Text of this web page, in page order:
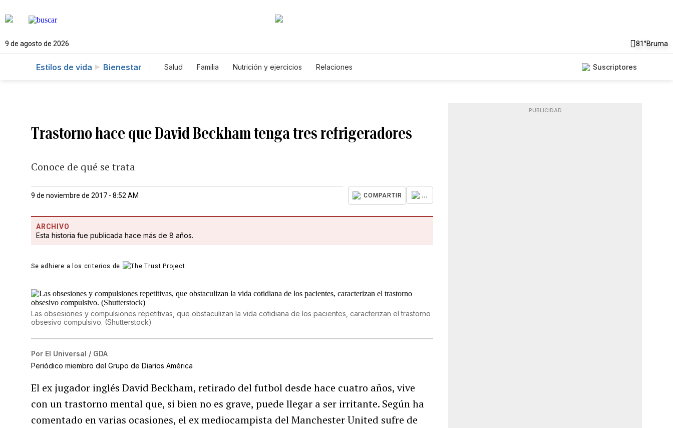
9 de agosto de 2026 81°Bruma
Estilos de vida Bienestar Salud Familia Nutrición y ejercicios Relaciones Suscriptores
Trastorno hace que David Beckham tenga tres refrigeradores
Conoce de qué se trata
9 de noviembre de 2017 - 8:52 AM COMPARTIR ...
ARCHIVO
Esta historia fue publicada hace más de 8 años.
Se adhiere a los criterios de
Las obsesiones y compulsiones repetitivas, que obstaculizan la vida cotidiana de los pacientes, caracterizan el trastorno
obsesivo compulsivo. (Shutterstock)
Por El Universal / GDA
Periódico miembro del Grupo de Diarios América
El ex jugador inglés David Beckham, retirado del futbol desde hace cuatro años, vive
con un trastorno mental que, si bien no es grave, puede llegar a ser irritante. Según ha
comentado en varias ocasiones, el ex mediocampista del Manchester United sufre de
PUBLICIDAD